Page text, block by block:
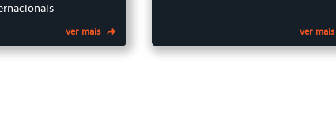
ver mais ver mais